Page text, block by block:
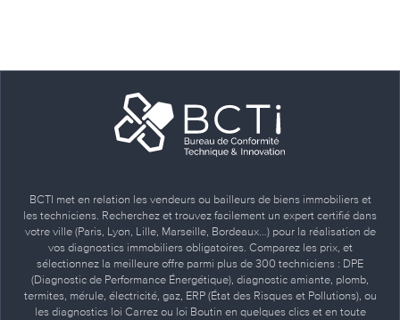
BCTI met en relation les vendeurs ou bailleurs de biens immobiliers et
les techniciens. Recherchez et trouvez facilement un expert certifié dans
votre ville (Paris, Lyon, Lille, Marseille, Bordeaux…) pour la réalisation de
vos diagnostics immobiliers obligatoires. Comparez les prix, et
sélectionnez la meilleure offre parmi plus de 300 techniciens : DPE
(Diagnostic de Performance Énergétique), diagnostic amiante, plomb,
termites, mérule, électricité, gaz, ERP (État des Risques et Pollutions), ou
les diagnostics loi Carrez ou loi Boutin en quelques clics et en toute